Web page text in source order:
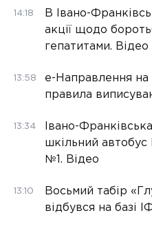
14:18
В Івано-
акції щодо
гепатитами. Відео
13:58
е-Направлення
правила
13:34
Івано-
шкільний
№1. Відео
13:10
Восьмий табір
відбувся на базі